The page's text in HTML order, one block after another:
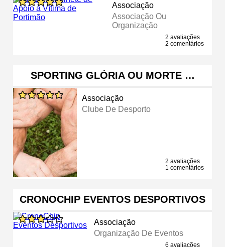
Associação
Associação Ou
Organização
2 avaliações
2 comentários
SPORTING GLÓRIA OU MORTE …
Associação
Clube De Desporto
2 avaliações
1 comentários
CRONOCHIP EVENTOS DESPORTIVOS
Associação
Organização De Eventos
6 avaliações